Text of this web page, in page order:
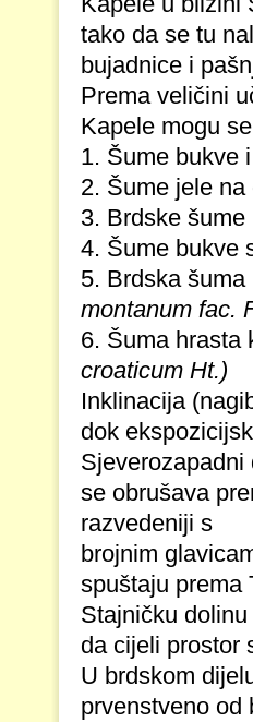
tako da se tu
bujadnice i
Prema veličini
Kapele mogu
1. Šume bukve
2. Šume jele
3. Brdske
4. Šume bukve
5. Brdska
montanum fac.
6. Šuma hrasta
croaticum Ht.)
Inklinacija
dok
Sjeverozapadni
se obrušava
razvedeniji s
brojnim
spuštaju prema
Stajničku
da cijeli prostor
U brdskom
prvenstveno